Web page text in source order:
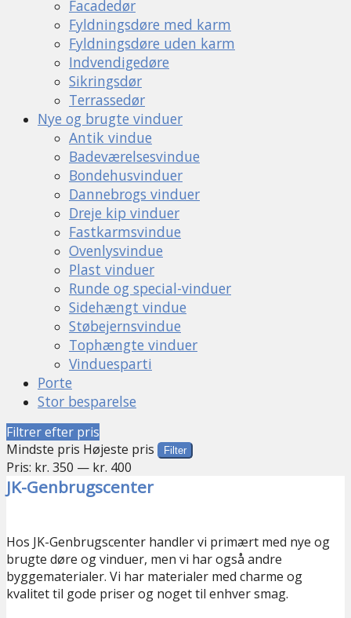
Facadedør
Fyldningsdøre med karm
Fyldningsdøre uden karm
Indvendigedøre
Sikringsdør
Terrassedør
Nye og brugte vinduer
Antik vindue
Badeværelsesvindue
Bondehusvinduer
Dannebrogs vinduer
Dreje kip vinduer
Fastkarmsvindue
Ovenlysvindue
Plast vinduer
Runde og special-vinduer
Sidehængt vindue
Støbejernsvindue
Tophængte vinduer
Vinduesparti
Porte
Stor besparelse
Filtrer efter pris
Mindste pris Højeste pris Filter
Pris: kr. 350 — kr. 400
JK-Genbrugscenter
Hos JK-Genbrugscenter handler vi primært med nye og
brugte døre og vinduer, men vi har også andre
byggematerialer. Vi har materialer med charme og
kvalitet til gode priser og noget til enhver smag.